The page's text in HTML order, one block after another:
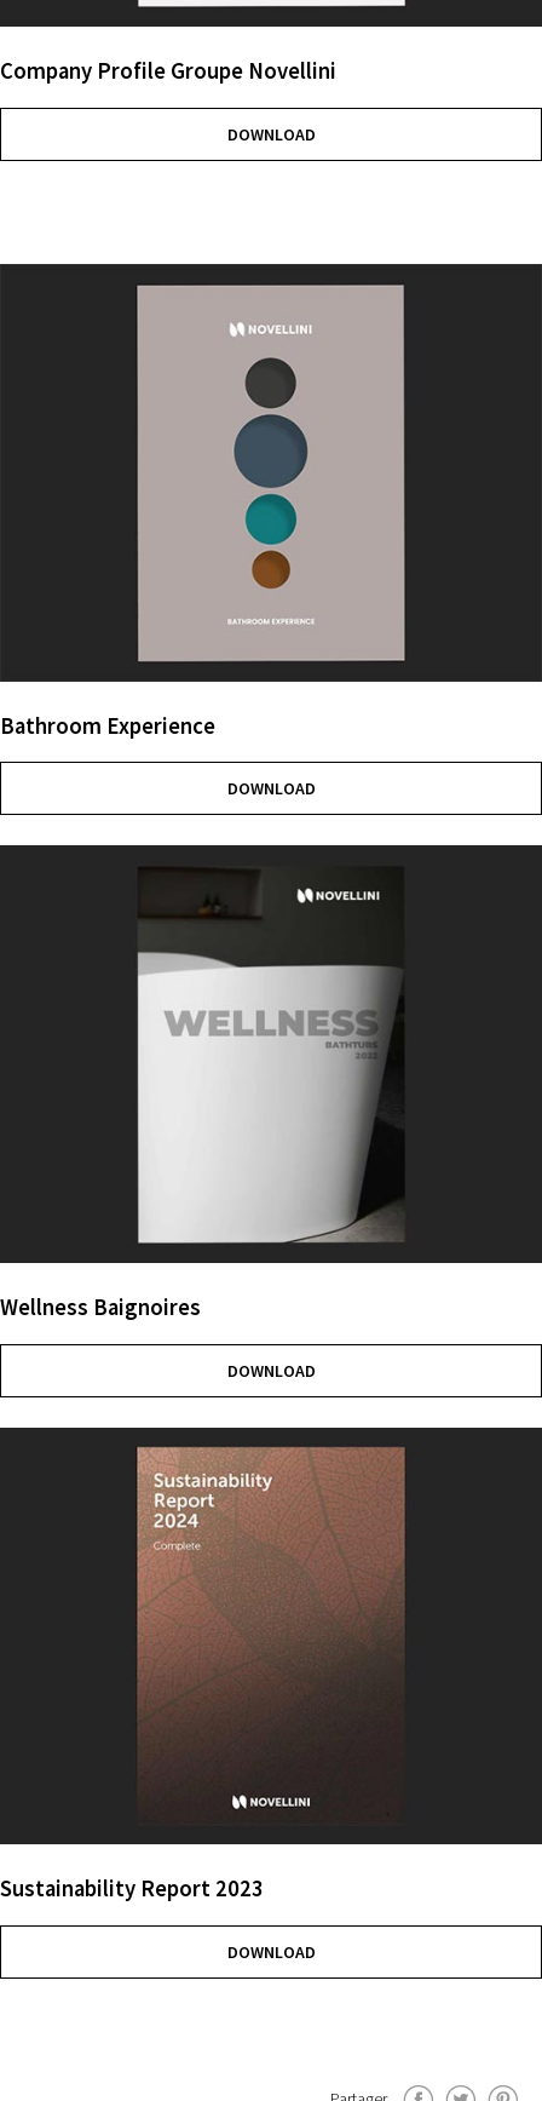
Company Profile Groupe Novellini
DOWNLOAD
Bathroom Experience
DOWNLOAD
Wellness Baignoires
DOWNLOAD
Sustainability Report 2023
DOWNLOAD